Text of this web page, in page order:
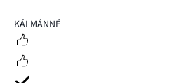
5
KÁLMÁNNÉ